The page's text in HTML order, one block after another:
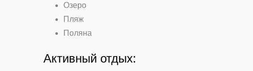
Озеро
Пляж
Поляна
Активный отдых: